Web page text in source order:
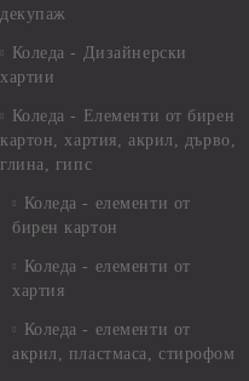
декупаж
Коледа - Дизайнерски
хартии
Коледа - Eлементи от бирен
картон, хартия, акрил, дърво,
глина, гипс
Коледа - елементи от
бирен картон
Коледа - елементи от
хартия
Коледа - елементи от
акрил, пластмаса, стирофом